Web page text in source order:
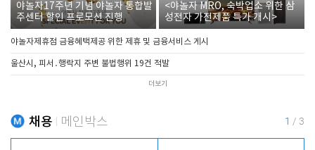
야놀자17주년 기념 야놀자 통합발
주센터 할인 프로모션 진행
<야놀자 MRO, 숙박업소 위한 삼
성전자 가전제품 특가 개시>
야놀자제휴점 금융혜택제공 위한 제휴 및 금융서비스 게시
울산시, 피서․행락지 주변 불법행위 19건 적발
더보기
채용 메인박스 1 / 3